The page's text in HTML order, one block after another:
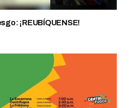
¡REUBÍQUENSE!